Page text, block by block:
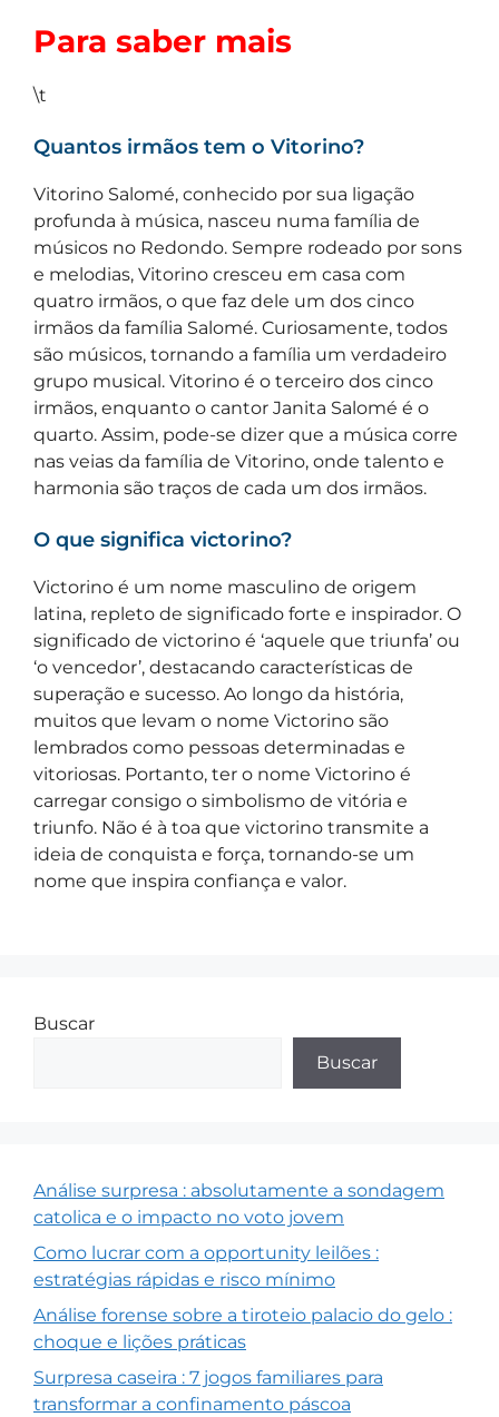
Para saber mais
\t
Quantos irmãos tem o Vitorino?
Vitorino Salomé, conhecido por sua ligação
profunda à música, nasceu numa família de
músicos no Redondo. Sempre rodeado por sons
e melodias, Vitorino cresceu em casa com
quatro irmãos, o que faz dele um dos cinco
irmãos da família Salomé. Curiosamente, todos
são músicos, tornando a família um verdadeiro
grupo musical. Vitorino é o terceiro dos cinco
irmãos, enquanto o cantor Janita Salomé é o
quarto. Assim, pode-se dizer que a música corre
nas veias da família de Vitorino, onde talento e
harmonia são traços de cada um dos irmãos.
O que significa victorino?
Victorino é um nome masculino de origem
latina, repleto de significado forte e inspirador. O
significado de victorino é ‘aquele que triunfa’ ou
‘o vencedor’, destacando características de
superação e sucesso. Ao longo da história,
muitos que levam o nome Victorino são
lembrados como pessoas determinadas e
vitoriosas. Portanto, ter o nome Victorino é
carregar consigo o simbolismo de vitória e
triunfo. Não é à toa que victorino transmite a
ideia de conquista e força, tornando-se um
nome que inspira confiança e valor.
Buscar
Buscar
Análise surpresa : absolutamente a sondagem
catolica e o impacto no voto jovem
Como lucrar com a opportunity leilões :
estratégias rápidas e risco mínimo
Análise forense sobre a tiroteio palacio do gelo :
choque e lições práticas
Surpresa caseira : 7 jogos familiares para
transformar a confinamento páscoa